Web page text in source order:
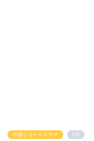
中国ショートドラマ PR